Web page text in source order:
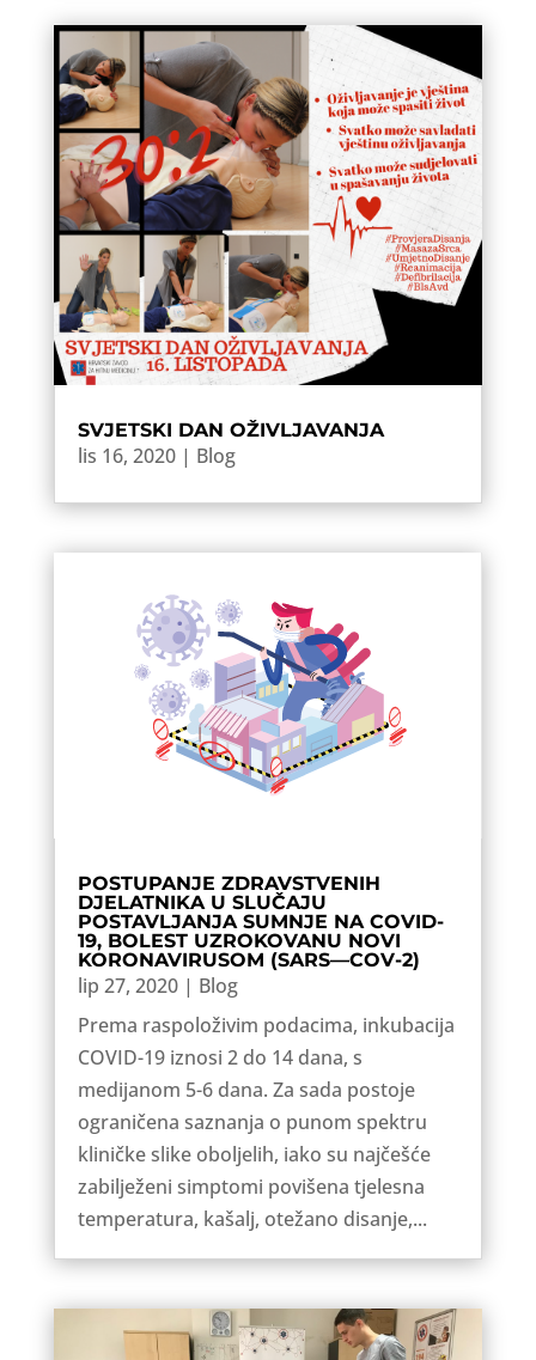
SVJETSKI DAN OŽIVLJAVANJA
lis 16, 2020| Blog
POSTUPANJE ZDRAVSTVENIH
DJELATNIKA U SLUČAJU
POSTAVLJANJA SUMNJE NA COVID-
19, BOLEST UZROKOVANU NOVI
KORONAVIRUSOM (SARS—COV-2)
lip 27, 2020| Blog
Prema raspoloživim podacima, inkubacija
COVID-19 iznosi 2 do 14 dana, s
medijanom 5-6 dana. Za sada postoje
ograničena saznanja o punom spektru
kliničke slike oboljelih, iako su najčešće
zabilježeni simptomi povišena tjelesna
temperatura, kašalj, otežano disanje,...